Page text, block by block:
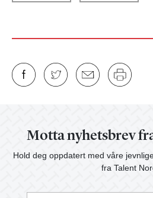
Motta nyhetsbrev
Hold deg oppdatert med våre
fra Talent